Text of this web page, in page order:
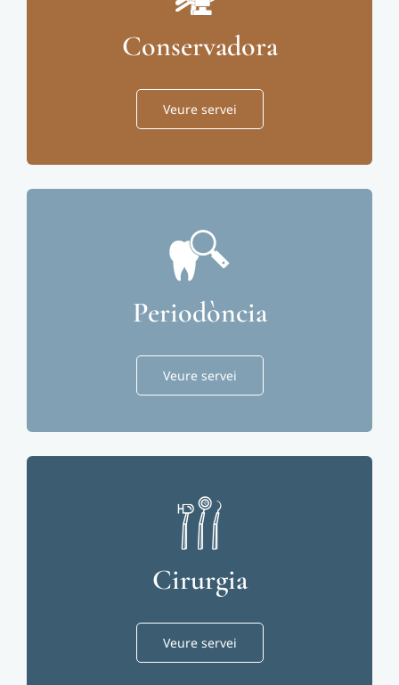
Conservadora
Veure servei
Periodòncia
Veure servei
Cirurgia
Veure servei